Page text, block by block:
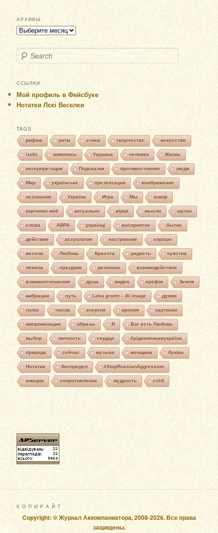
АРХИВЫ
Архивы
Search
ССЫЛКИ
Мой профиль в Фейсбуке
Нотатки Лєкі Веселки
TAGS
рифма ритм стихи творчество искусство
izolit живопись Украина человек Жизнь
интерпретация Подсказки противостояние люди
Мир українське презентации воображение
осознание Україна Игра Мы юмор
картинко моё актуально вірші мысли шутко
слова АВРА українці восприятие бытие
действие астрология настроение хорошо
весело Любовь Красота радость чувства
левила праздник резонанс взаимодействие
взаимоотношения душа видео ерефія Земля
вибрации путь Leka promt – AI image думки
голос числа энергия ирония картинки
импровизация образы Я Бог есть Любовь
выбор личность сердце #ріднаненькаукраїна
природа сейчас музыка женщина буквы
Нотатки беспредел #StopRussianAggression
эмоции сопротивление мудрость стёб
К О П И Р А Й Т
Copyright: © Журнал Аккомпаниатора, 2008-2026. Все права
защищены.